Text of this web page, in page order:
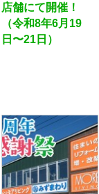
店舗にて開催！
（令和8年6月19
日〜21日）